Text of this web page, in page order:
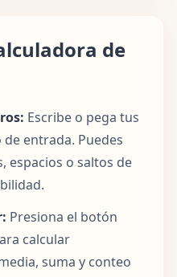
de
Escribe o pega tus
entrada. Puedes
espacios o saltos de
Presiona el botón
calcular
suma y conteo